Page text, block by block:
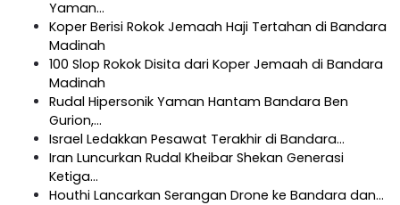
Yaman…
Koper Berisi Rokok Jemaah Haji Tertahan di Bandara
Madinah
100 Slop Rokok Disita dari Koper Jemaah di Bandara
Madinah
Rudal Hipersonik Yaman Hantam Bandara Ben
Gurion,…
Israel Ledakkan Pesawat Terakhir di Bandara…
Iran Luncurkan Rudal Kheibar Shekan Generasi
Ketiga…
Houthi Lancarkan Serangan Drone ke Bandara dan…